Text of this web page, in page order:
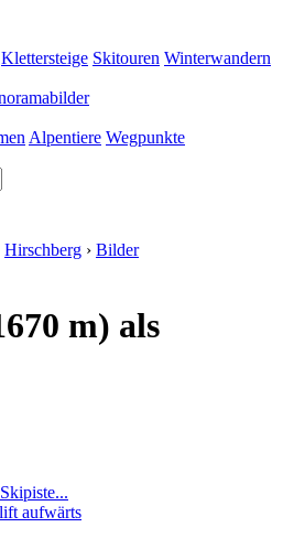
Klettersteige Skitouren Winterwandern
Alpentiere Wegpunkte
Hirschberg › Bilder
m) als